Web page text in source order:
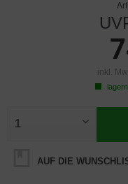
inkl.
AUF DIE